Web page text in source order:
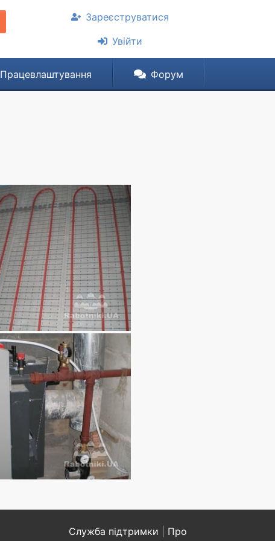
Зареєструватися
Увійти
Працевлаштування Форум
Служба підтримки
Про